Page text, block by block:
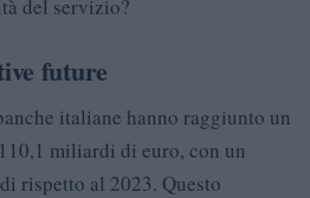
del servizio?
future
italiane hanno raggiunto un
miliardi di euro, con un
rispetto al 2023. Questo